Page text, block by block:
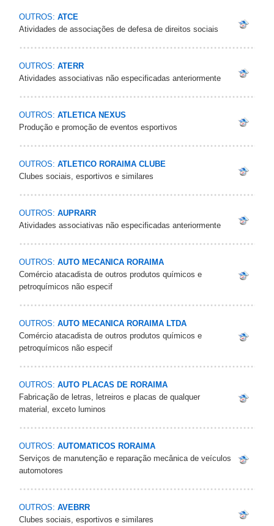
OUTROS: ATCE
Atividades de associações de defesa de direitos sociais
OUTROS: ATERR
Atividades associativas não especificadas anteriormente
OUTROS: ATLETICA NEXUS
Produção e promoção de eventos esportivos
OUTROS: ATLETICO RORAIMA CLUBE
Clubes sociais, esportivos e similares
OUTROS: AUPRARR
Atividades associativas não especificadas anteriormente
OUTROS: AUTO MECANICA RORAIMA
Comércio atacadista de outros produtos químicos e
petroquímicos não especif
OUTROS: AUTO MECANICA RORAIMA LTDA
Comércio atacadista de outros produtos químicos e
petroquímicos não especif
OUTROS: AUTO PLACAS DE RORAIMA
Fabricação de letras, letreiros e placas de qualquer
material, exceto luminos
OUTROS: AUTOMATICOS RORAIMA
Serviços de manutenção e reparação mecânica de veículos
automotores
OUTROS: AVEBRR
Clubes sociais, esportivos e similares